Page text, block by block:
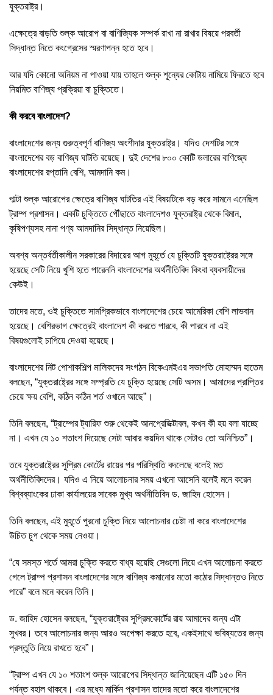
যুক্তরাষ্ট্র।
এক্ষেত্রে বাড়তি শুল্ক আরোপ বা বাণিজ্যিক সম্পর্ক রাখা না রাখার বিষয়ে পরবর্তী
সিদ্ধান্ত নিতে কংগ্রেসের স্মরণাপন্ন হতে হবে।
আর যদি কোনো অনিয়ম না পাওয়া যায় তাহলে শুল্ক শূন্যের কোটায় নামিয়ে ফিরতে হবে
নিয়মিত বাণিজ্য প্রক্রিয়া বা চুক্তিতে।
কী করবে বাংলাদেশ?
বাংলাদেশের জন্য গুরুত্বপূর্ণ বাণিজ্য অংশীদার যুক্তরাষ্ট্র। যদিও দেশটির সঙ্গে
বাংলাদেশের বড় বাণিজ্য ঘাটতি রয়েছে। দুই দেশের ৮০০ কোটি ডলারের বাণিজ্যে
বাংলাদেশের রপ্তানি বেশি, আমদানি কম।
পাল্টা শুল্ক আরোপের ক্ষেত্রে বাণিজ্য ঘাটতির এই বিষয়টিকে বড় করে সামনে এনেছিল
ট্রাম্প প্রশাসন। একটি চুক্তিতে পৌঁছাতে বাংলাদেশও যুক্তরাষ্ট্র থেকে বিমান,
কৃষিপণ্যসহ নানা পণ্য আমদানির সিদ্ধান্ত নিয়েছিল।
অবশ্য অন্তর্বর্তীকালীন সরকারের বিদায়ের আগ মুহূর্তে যে চুক্তিটি যুক্তরাষ্ট্রের সঙ্গে
হয়েছে সেটি নিয়ে খুশি হতে পারেননি বাংলাদেশের অর্থনীতিবিদ কিংবা ব্যবসায়ীদের
কেউই।
তাদের মতে, ওই চুক্তিতে সামগ্রিকভাবে বাংলাদেশের চেয়ে আমেরিকা বেশি লাভবান
হয়েছে। বেশিরভাগ ক্ষেত্রেই বাংলাদেশ কী করতে পারবে, কী পারবে না এই
বিষয়গুলোই চাপিয়ে দেওয়া হয়েছে।
বাংলাদেশের নিট পোশাকশিল্প মালিকদের সংগঠন বিকেএমইএর সভাপতি মোহাম্মদ হাতেম
বলছেন, “যুক্তরাষ্ট্রের সঙ্গে সম্প্রতি যে চুক্তি হয়েছে সেটি অসম। আমাদের প্রাপ্তির
চেয়ে ক্ষয় বেশি, কঠিন কঠিন শর্ত ওখানে আছে”।
তিনি বলছেন, “ট্রাম্পের ট্যারিফ শুরু থেকেই আনপ্রেডিক্টাবল, কখন কী হয় বলা যাচ্ছে
না। এখন যে ১০ শতাংশ দিয়েছে সেটা আবার কয়দিন থাকে সেটাও তো অনিশ্চিত”।
তবে যুক্তরাষ্ট্রের সুপ্রিম কোর্টের রায়ের পর পরিস্থিতি বদলেছে বলেই মত
অর্থনীতিবিদদের। যদিও এ নিয়ে আলোচনার সময় এখনো আসেনি বলেই মনে করেন
বিশ্বব্যাংকের ঢাকা কার্যালয়ের সাবেক মুখ্য অর্থনীতিবিদ ড. জাহিদ হোসেন।
তিনি বলছেন, এই মুহূর্তে পুরনো চুক্তি নিয়ে আলোচনার চেষ্টা না করে বাংলাদেশের
উচিত চুপ থেকে সময় নেওয়া।
“যে সমস্ত শর্তে আমরা চুক্তি করতে বাধ্য হয়েছি সেগুলো নিয়ে এখন আলোচনা করতে
গেলে ট্রাম্প প্রশাসন বাংলাদেশের সঙ্গে বাণিজ্য কমানোর মতো কঠোর সিদ্ধান্তও নিতে
পারে” বলে মনে করেন তিনি।
ড. জাহিদ হোসেন বলছেন, “যুক্তরাষ্ট্রের সুপ্রিমকোর্টের রায় আমাদের জন্য এটা
সুখবর। তবে আলোচনার জন্য আরও অপেক্ষা করতে হবে, একইসাথে ভবিষ্যতের জন্য
প্রস্তুতি নিয়ে রাখতে হবে”।
“ট্রাম্প এখন যে ১০ শতাংশ শুল্ক আরোপের সিদ্ধান্ত জানিয়েছেন এটি ১৫০ দিন
পর্যন্ত বহাল থাকবে। এর মধ্যে মার্কিন প্রশাসন তাদের মতো করে বাংলাদেশের